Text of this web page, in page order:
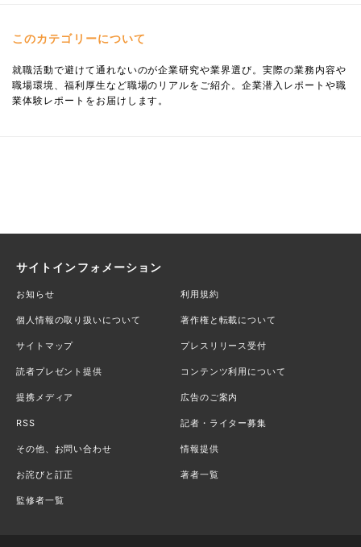
このカテゴリーについて
就職活動で避けて通れないのが企業研究や業界選び。実際の業務内容や
職場環境、福利厚生など職場のリアルをご紹介。企業潜入レポートや職
業体験レポートをお届けします。
サイトインフォメーション
お知らせ 利用規約
個人情報の取り扱いについて 著作権と転載について
サイトマップ プレスリリース受付
読者プレゼント提供 コンテンツ利用について
提携メディア 広告のご案内
RSS 記者・ライター募集
その他、お問い合わせ 情報提供
お詫びと訂正 著者一覧
監修者一覧